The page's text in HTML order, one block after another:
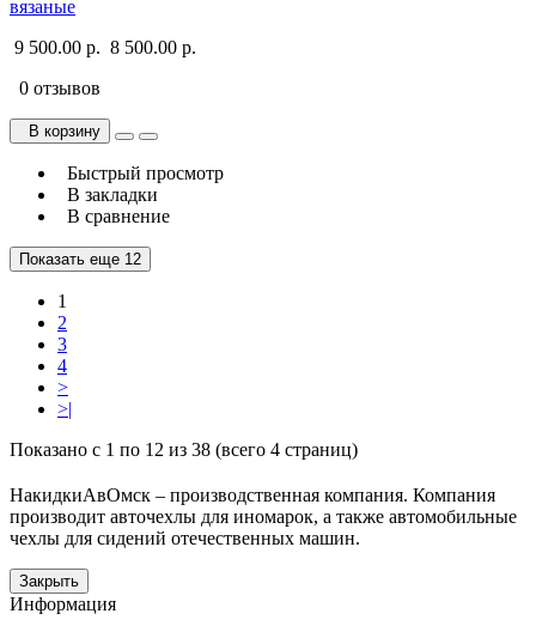
вязаные
9 500.00 р. 8 500.00 р.
0 отзывов
В корзину
Быстрый просмотр
В закладки
В сравнение
Показать еще 12
1
2
3
4
>
>|
Показано с 1 по 12 из 38 (всего 4 страниц)
НакидкиАвОмск – производственная компания. Компания
производит авточехлы для иномарок, а также автомобильные
чехлы для сидений отечественных машин.
Закрыть
Информация